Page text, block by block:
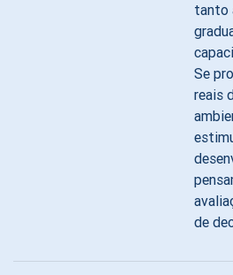
tanto
Se
reais
de